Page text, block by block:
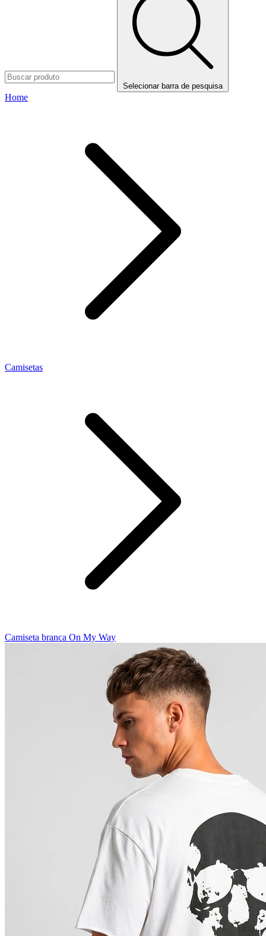
Selecionar barra de pesquisa
Home
Camisetas
Camiseta branca On My Way